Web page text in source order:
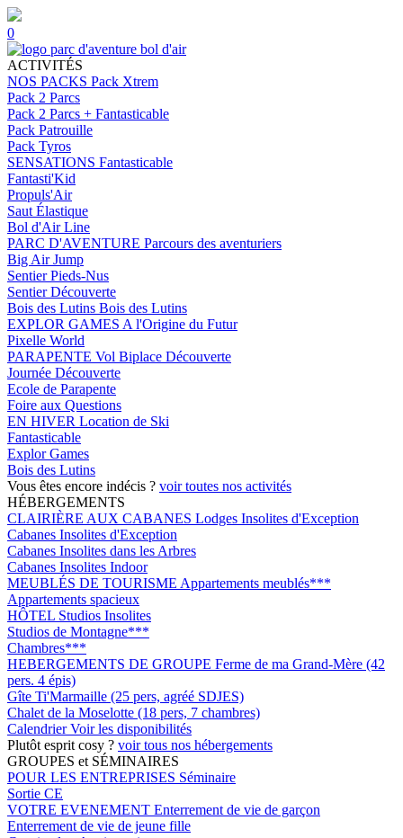
0
ACTIVITÉS
NOS PACKS Pack Xtrem
Pack 2 Parcs
Pack 2 Parcs + Fantasticable
Pack Patrouille
Pack Tyros
SENSATIONS Fantasticable
Fantasti'Kid
Propuls'Air
Saut Élastique
Bol d'Air Line
PARC D'AVENTURE Parcours des aventuriers
Big Air Jump
Sentier Pieds-Nus
Sentier Découverte
Bois des Lutins Bois des Lutins
EXPLOR GAMES A l'Origine du Futur
Pixelle World
PARAPENTE Vol Biplace Découverte
Journée Découverte
Ecole de Parapente
Foire aux Questions
EN HIVER Location de Ski
Fantasticable
Explor Games
Bois des Lutins
Vous êtes encore indécis ? voir toutes nos activités
HÉBERGEMENTS
CLAIRIÈRE AUX CABANES Lodges Insolites d'Exception
Cabanes Insolites d'Exception
Cabanes Insolites dans les Arbres
Cabanes Insolites Indoor
MEUBLÉS DE TOURISME Appartements meublés***
Appartements spacieux
HÔTEL Studios Insolites
Studios de Montagne***
Chambres***
HEBERGEMENTS DE GROUPE Ferme de ma Grand-Mère (42
pers. 4 épis)
Gîte Ti'Marmaille (25 pers, agréé SDJES)
Chalet de la Moselotte (18 pers, 7 chambres)
CalendrierVoir les disponibilités
Plutôt esprit cosy ? voir tous nos hébergements
GROUPES et SÉMINAIRES
POUR LES ENTREPRISES Séminaire
Sortie CE
VOTRE EVENEMENT Enterrement de vie de garçon
Enterrement de vie de jeune fille